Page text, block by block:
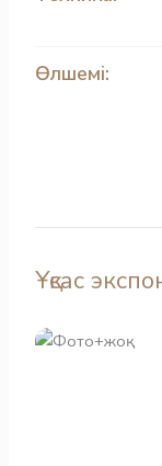
Өлшемі:
Ұқсас